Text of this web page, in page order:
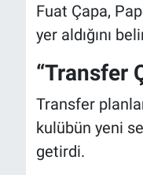
Fuat Çapa,
yer aldığını
“Transfer
Transfer
kulübün yeni
getirdi.